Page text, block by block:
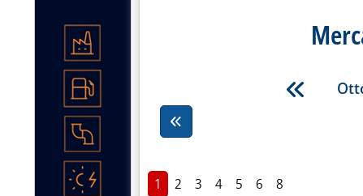
1 2 3 4 5 6 8